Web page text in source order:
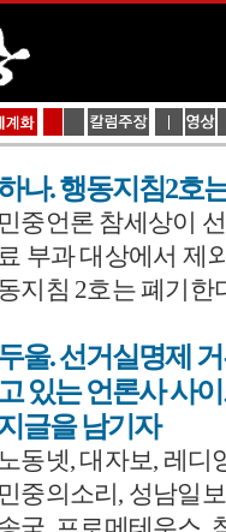
나. 행동지침2호
민중언론 참세상이
부과 대상에서 제
지침 2호는 폐기한
울. 선거실명제
있는 언론사 사
글을 남기자
동넷, 대자보, 레디
민중의소리, 성남일